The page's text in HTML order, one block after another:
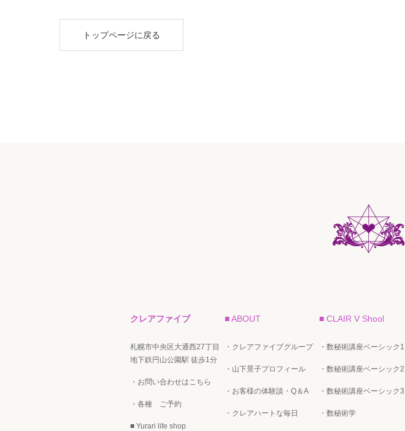
トップページに戻る
クレアファイブ
札幌市中央区大通西27丁目
地下鉄円山公園駅 徒歩1分
・お問い合わせはこちら
・各種 ご予約
■ Yurari life shop
■ ABOUT
・クレアファイブグループ
・山下景子プロフィール
・お客様の体験談・Q＆A
・クレアハートな毎日
■ CLAIR V Shool
・数秘術講座ベーシック1
・数秘術講座ベーシック2
・数秘術講座ベーシック3
・数秘術学